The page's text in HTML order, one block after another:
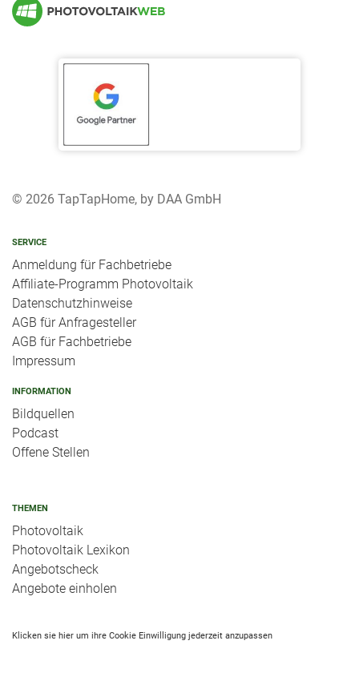
© 2026 TapTapHome, by DAA GmbH
SERVICE
Anmeldung für Fachbetriebe
Affiliate-Programm Photovoltaik
Datenschutzhinweise
AGB für Anfragesteller
AGB für Fachbetriebe
Impressum
INFORMATION
Bildquellen
Podcast
Offene Stellen
THEMEN
Photovoltaik
Photovoltaik Lexikon
Angebotscheck
Angebote einholen
Klicken sie hier um ihre Cookie Einwilligung jederzeit anzupassen